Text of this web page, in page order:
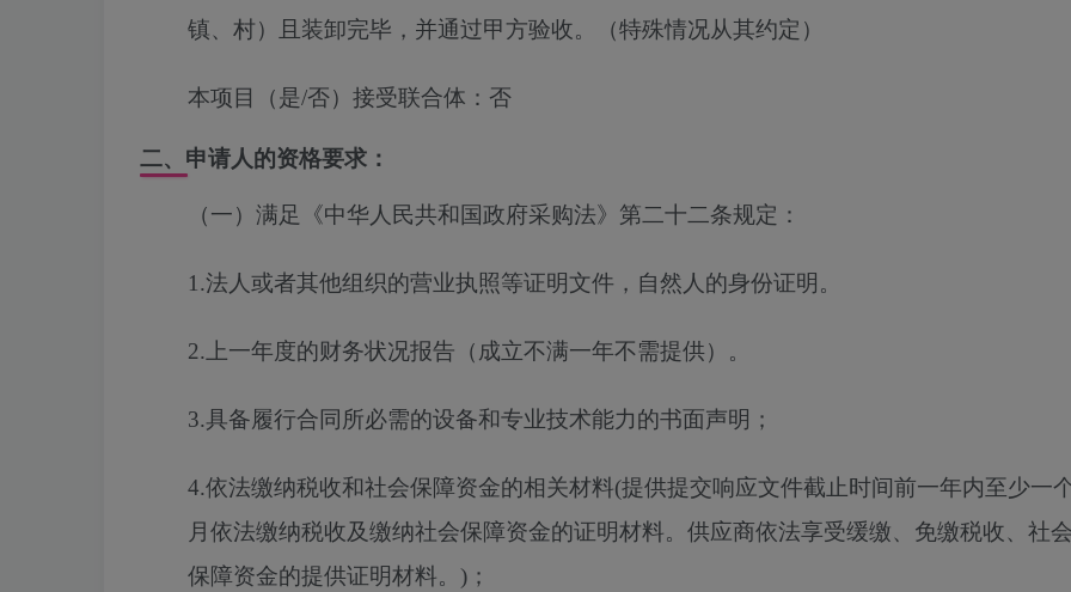
镇、村）且装卸完毕，并通过甲方验收。（特殊情况从其约定）
本项目（是/否）接受联合体： 否
二、申请人的资格要求：
（一）满足《中华人民共和国政府采购法》第二十二条规定：
1.法人或者其他组织的营业执照等证明文件，自然人的身份证明。
2.上一年度的财务状况报告（成立不满一年不需提供）。
3.具备履行合同所必需的设备和专业技术能力的书面声明；
4.依法缴纳税收和社会保障资金的相关材料(提供提交响应文件截止时间前一年内至少一
月依法缴纳税收及缴纳社会保障资金的证明材料。供应商依法享受缓缴、免缴税收、社
保障资金的提供证明材料。)；